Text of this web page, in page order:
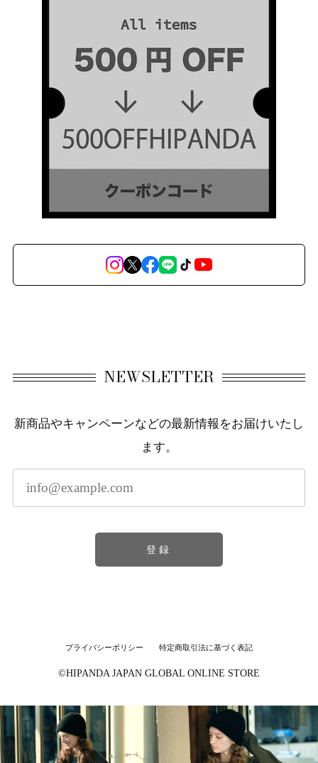
NEWSLETTER
新商品やキャンペーンなどの最新情報をお届けいたし
ます。
登録
プライバシーポリシー 特定商取引法に基づく表記
©︎HIPANDA JAPAN GLOBAL ONLINE STORE